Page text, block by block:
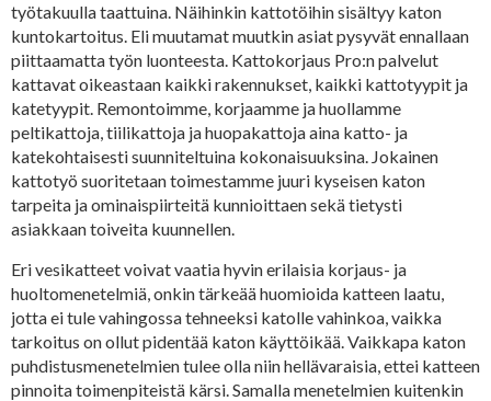
työtakuulla taattuina. Näihinkin kattotöihin sisältyy katon
kuntokartoitus. Eli muutamat muutkin asiat pysyvät ennallaan
piittaamatta työn luonteesta. Kattokorjaus Pro:n palvelut
kattavat oikeastaan kaikki rakennukset, kaikki kattotyypit ja
katetyypit. Remontoimme, korjaamme ja huollamme
peltikattoja, tiilikattoja ja huopakattoja aina katto- ja
katekohtaisesti suunniteltuina kokonaisuuksina. Jokainen
kattotyö suoritetaan toimestamme juuri kyseisen katon
tarpeita ja ominaispiirteitä kunnioittaen sekä tietysti
asiakkaan toiveita kuunnellen.
Eri vesikatteet voivat vaatia hyvin erilaisia korjaus- ja
huoltomenetelmiä, onkin tärkeää huomioida katteen laatu,
jotta ei tule vahingossa tehneeksi katolle vahinkoa, vaikka
tarkoitus on ollut pidentää katon käyttöikää. Vaikkapa katon
puhdistusmenetelmien tulee olla niin hellävaraisia, ettei katteen
pinnoita toimenpiteistä kärsi. Samalla menetelmien kuitenkin